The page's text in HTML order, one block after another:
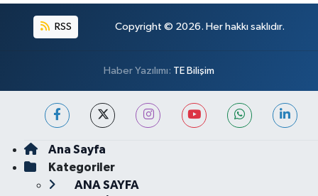
RSS Copyright © 2026. Her hakkı saklıdır.
Haber Yazılımı: TE Bilişim
Ana Sayfa
Kategoriler
ANA SAYFA